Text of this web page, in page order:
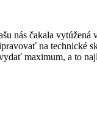
nás čakala
na technické
maximum, a to